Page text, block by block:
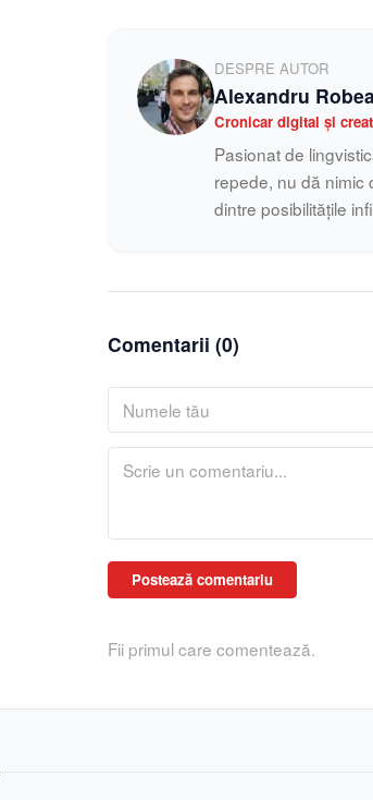
DESPRE AUTOR
Alexandru Robea
Cronicar digital și
Pasionat de
repede, nu dă nimic
dintre posibilitățile
Comentarii (0)
Postează comentariu
Fii primul care comentează.